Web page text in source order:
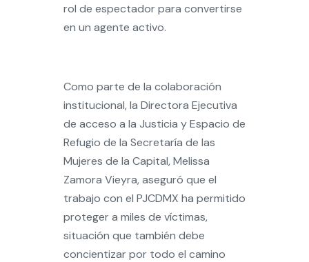
rol de espectador para convertirse
en un agente activo.
Como parte de la colaboración
institucional, la Directora Ejecutiva
de acceso a la Justicia y Espacio de
Refugio de la Secretaría de las
Mujeres de la Capital, Melissa
Zamora Vieyra, aseguró que el
trabajo con el PJCDMX ha permitido
proteger a miles de víctimas,
situación que también debe
concientizar por todo el camino